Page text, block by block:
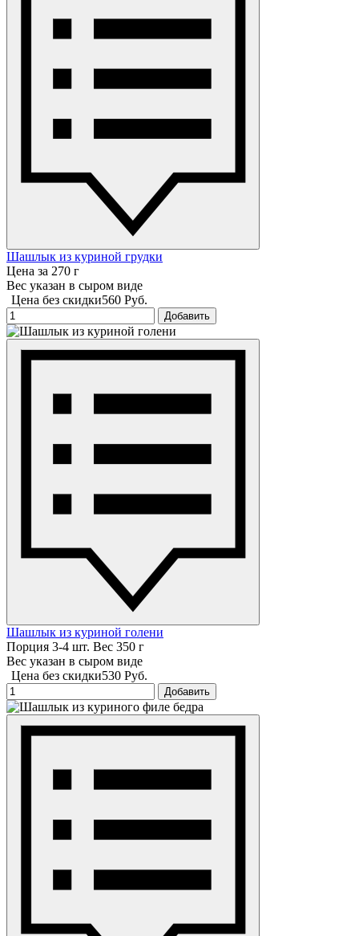
Шашлык из куриной грудки
Цена за 270 г
Вес указан в сыром виде
Цена без скидки560 Руб.
Добавить
Шашлык из куриной голени
Порция 3-4 шт. Вес 350 г
Вес указан в сыром виде
Цена без скидки530 Руб.
Добавить